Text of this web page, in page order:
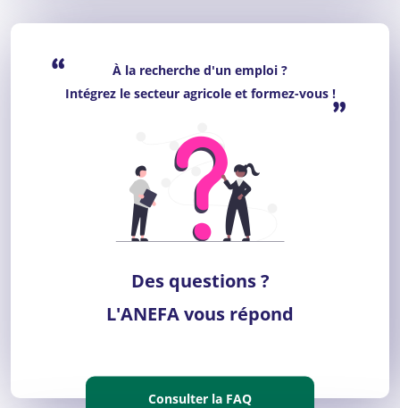
“
À la recherche d'un emploi ?
Intégrez le secteur agricole et formez-vous !”
Des questions ?
L'ANEFA vous répond
Consulter la FAQ